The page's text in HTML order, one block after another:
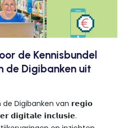
de Kennisbundel
de Digibanken uit
Digibanken van 𝗿𝗲𝗴𝗶𝗼
𝗶𝗻𝗰𝗹𝘂𝘀𝗶𝗲.